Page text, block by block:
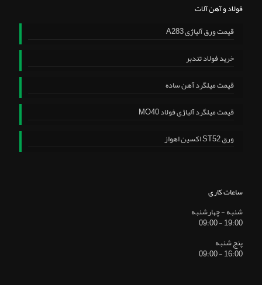
فولاد و آهن آلات
قیمت ورق آلیاژی A283
خرید فولاد تندبر
قیمت میلگرد آهن ساده
قیمت میلگرد آلیاژی فولاد MO40
ورق ST52 اکسین اهواز
ساعات کاری
شنبه - چهارشنبه
19:00 - 09:00
پنج شنبه
16:00 - 09:00